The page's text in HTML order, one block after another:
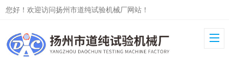
您好！欢迎访问扬州市道纯试验机械厂网站！